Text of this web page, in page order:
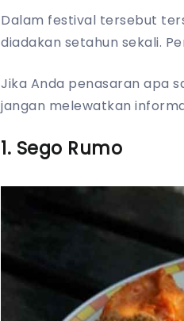
Dalam festival tersebut
diadakan setahun sekali.
Jika Anda penasaran apa
jangan melewatkan
1. Sego Rumo